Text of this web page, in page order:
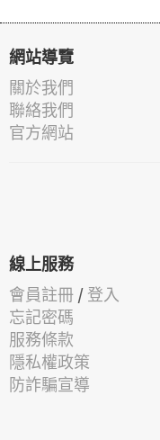
網站導覽
關於我們
聯絡我們
官方網站
線上服務
會員註冊 / 登入
忘記密碼
服務條款
隱私權政策
防詐騙宣導